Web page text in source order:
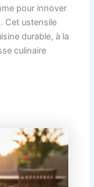
pour innover
Cet ustensile
durable, à la
culinaire